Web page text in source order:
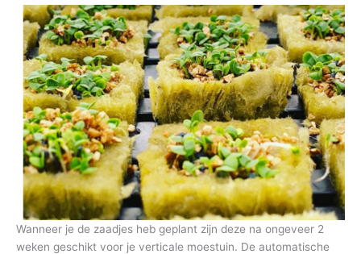
Wanneer je de zaadjes heb geplant zijn deze na ongeveer 2
weken geschikt voor je verticale moestuin. De automatische